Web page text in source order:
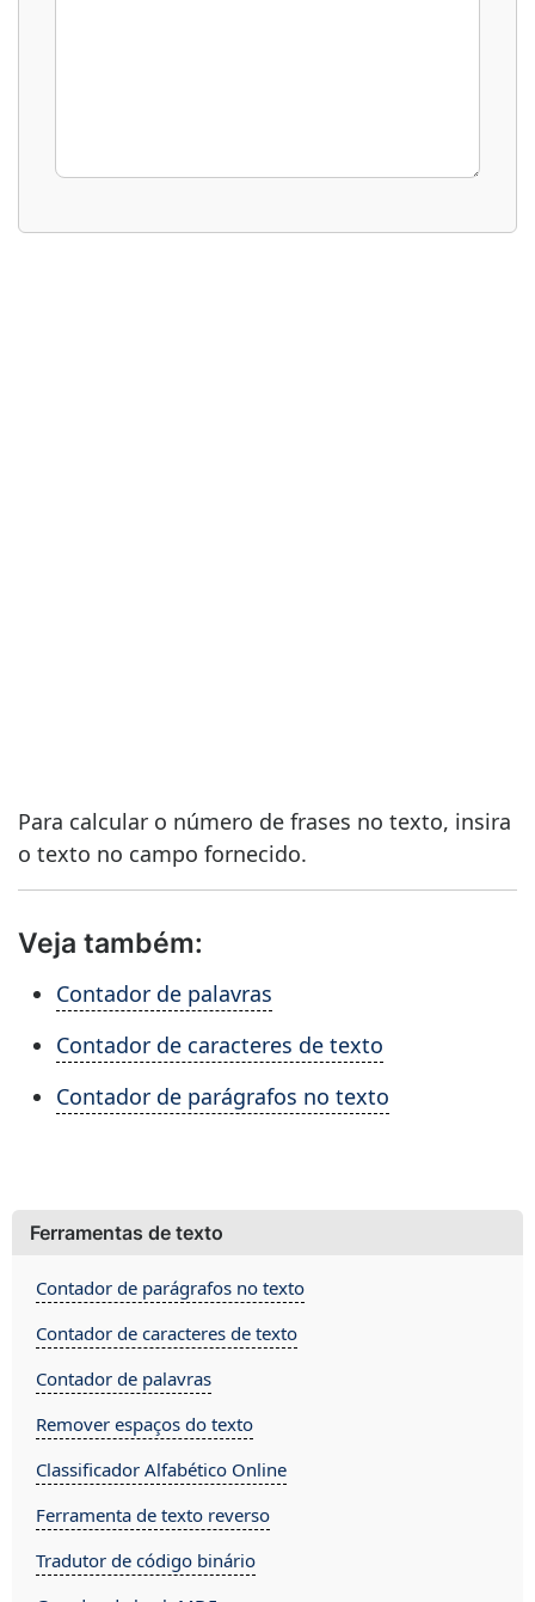
Para calcular o número de frases no texto, insira
o texto no campo fornecido.
Veja também:
Contador de palavras
Contador de caracteres de texto
Contador de parágrafos no texto
Ferramentas de texto
Contador de parágrafos no texto
Contador de caracteres de texto
Contador de palavras
Remover espaços do texto
Classificador Alfabético Online
Ferramenta de texto reverso
Tradutor de código binário